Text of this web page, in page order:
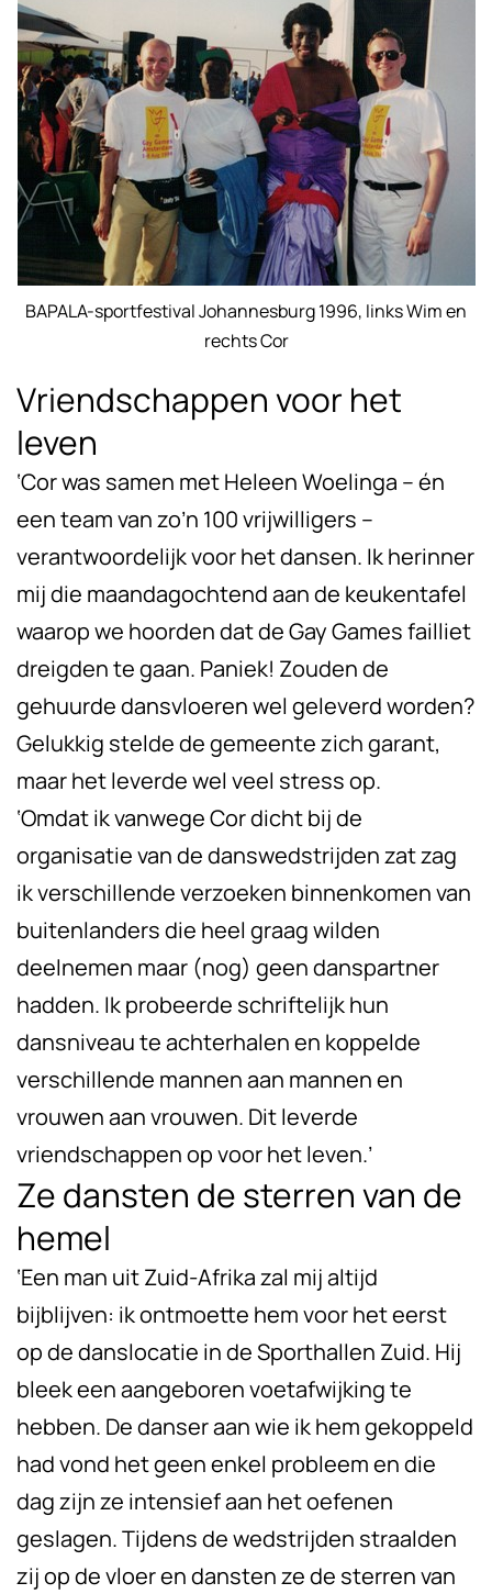
BAPALA-sportfestival Johannesburg 1996, links Wim en
rechts Cor
Vriendschappen voor het
leven
‘Cor was samen met Heleen Woelinga – én
een team van zo’n 100 vrijwilligers –
verantwoordelijk voor het dansen. Ik herinner
mij die maandagochtend aan de keukentafel
waarop we hoorden dat de Gay Games failliet
dreigden te gaan. Paniek! Zouden de
gehuurde dansvloeren wel geleverd worden?
Gelukkig stelde de gemeente zich garant,
maar het leverde wel veel stress op.
‘Omdat ik vanwege Cor dicht bij de
organisatie van de danswedstrijden zat zag
ik verschillende verzoeken binnenkomen van
buitenlanders die heel graag wilden
deelnemen maar (nog) geen danspartner
hadden. Ik probeerde schriftelijk hun
dansniveau te achterhalen en koppelde
verschillende mannen aan mannen en
vrouwen aan vrouwen. Dit leverde
vriendschappen op voor het leven.’
Ze dansten de sterren van de
hemel
‘Een man uit Zuid-Afrika zal mij altijd
bijblijven: ik ontmoette hem voor het eerst
op de danslocatie in de Sporthallen Zuid. Hij
bleek een aangeboren voetafwijking te
hebben. De danser aan wie ik hem gekoppeld
had vond het geen enkel probleem en die
dag zijn ze intensief aan het oefenen
geslagen. Tijdens de wedstrijden straalden
zij op de vloer en dansten ze de sterren van